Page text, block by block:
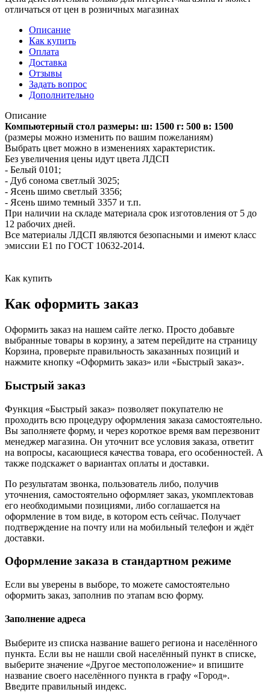
отличаться от цен в розничных магазинах
Описание
Как купить
Оплата
Доставка
Отзывы
Задать вопрос
Дополнительно
Описание
Компьютерный стол размеры: ш: 1500 г: 500 в: 1500
(размеры можно изменить по вашим пожеланиям)
Выбрать цвет можно в изменениях характеристик.
Без увеличения цены идут цвета ЛДСП
- Белый 0101;
- Дуб сонома светлый 3025;
- Ясень шимо светлый 3356;
- Ясень шимо темный 3357 и т.п.
При наличии на складе материала срок изготовления от 5 до
12 рабочих дней.
Все материалы ЛДСП являются безопасными и имеют класс
эмиссии Е1 по ГОСТ 10632-2014.
Как купить
Как оформить заказ
Оформить заказ на нашем сайте легко. Просто добавьте
выбранные товары в корзину, а затем перейдите на страницу
Корзина, проверьте правильность заказанных позиций и
нажмите кнопку «Оформить заказ» или «Быстрый заказ».
Быстрый заказ
Функция «Быстрый заказ» позволяет покупателю не
проходить всю процедуру оформления заказа самостоятельно.
Вы заполняете форму, и через короткое время вам перезвонит
менеджер магазина. Он уточнит все условия заказа, ответит
на вопросы, касающиеся качества товара, его особенностей. А
также подскажет о вариантах оплаты и доставки.
По результатам звонка, пользователь либо, получив
уточнения, самостоятельно оформляет заказ, укомплектовав
его необходимыми позициями, либо соглашается на
оформление в том виде, в котором есть сейчас. Получает
подтверждение на почту или на мобильный телефон и ждёт
доставки.
Оформление заказа в стандартном режиме
Если вы уверены в выборе, то можете самостоятельно
оформить заказ, заполнив по этапам всю форму.
Заполнение адреса
Выберите из списка название вашего региона и населённого
пункта. Если вы не нашли свой населённый пункт в списке,
выберите значение «Другое местоположение» и впишите
название своего населённого пункта в графу «Город».
Введите правильный индекс.